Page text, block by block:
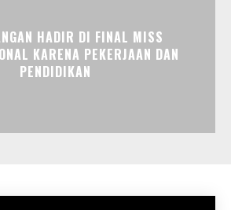
HADIR DI FINAL MISS
KARENA PEKERJAAN DAN
PENDIDIKAN